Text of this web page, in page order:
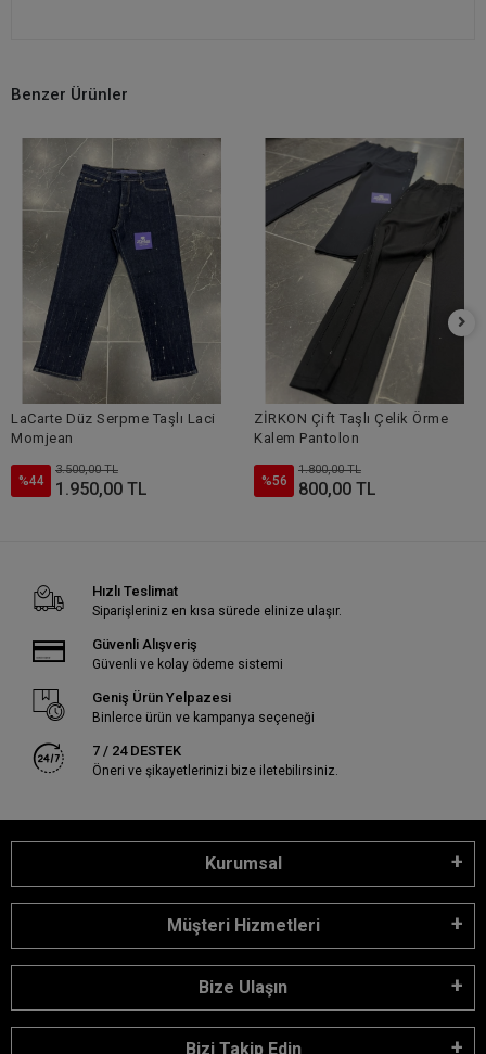
Benzer Ürünler
LaCarte Düz Serpme Taşlı Laci
Momjean
%44
3.500,00 TL
1.950,00 TL
ZİRKON Çift Taşlı Çelik Örme
Kalem Pantolon
%56
1.800,00 TL
800,00 TL
Hızlı Teslimat
Siparişleriniz en kısa sürede elinize ulaşır.
Güvenli Alışveriş
Güvenli ve kolay ödeme sistemi
Geniş Ürün Yelpazesi
Binlerce ürün ve kampanya seçeneği
7 / 24 DESTEK
Öneri ve şikayetlerinizi bize iletebilirsiniz.
Kurumsal
Müşteri Hizmetleri
Bize Ulaşın
Bizi Takip Edin